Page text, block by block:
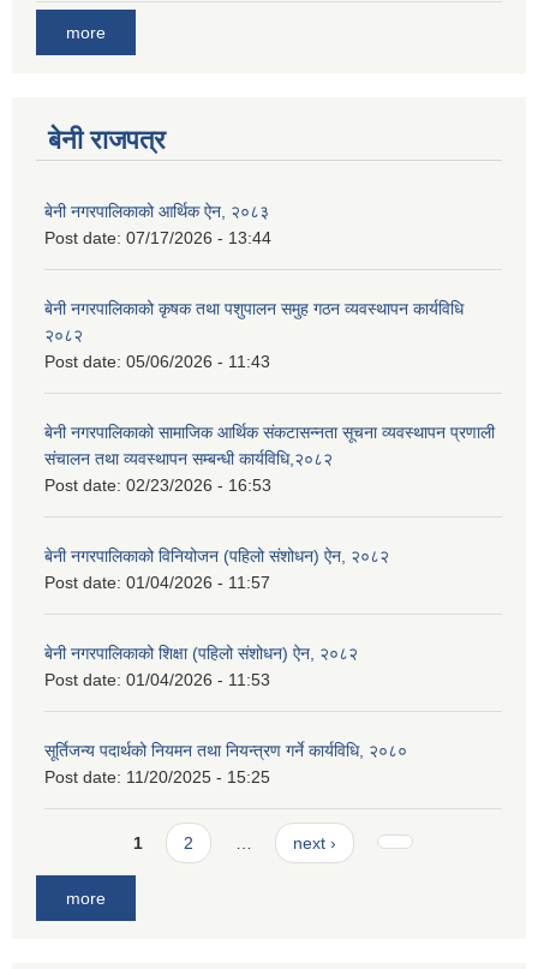
more
बेनी राजपत्र
बेनी नगरपालिकाको आर्थिक ऐन, २०८३
Post date: 07/17/2026 - 13:44
बेनी नगरपालिकाको कृषक तथा पशुपालन समुह गठन व्यवस्थापन कार्यविधि
२०८२
Post date: 05/06/2026 - 11:43
बेनी नगरपालिकाको सामाजिक आर्थिक संकटासन्नता सूचना व्यवस्थापन प्रणाली
संचालन तथा व्यवस्थापन सम्बन्धी कार्यविधि,२०८२
Post date: 02/23/2026 - 16:53
बेनी नगरपालिकाको विनियोजन (पहिलो संशोधन) ऐन, २०८२
Post date: 01/04/2026 - 11:57
बेनी नगरपालिकाको शिक्षा (पहिलो संशोधन) ऐन, २०८२
Post date: 01/04/2026 - 11:53
सूर्तिजन्य पदार्थको नियमन तथा नियन्त्रण गर्ने कार्यविधि, २०८०
Post date: 11/20/2025 - 15:25
Pages1 2 next ›
more